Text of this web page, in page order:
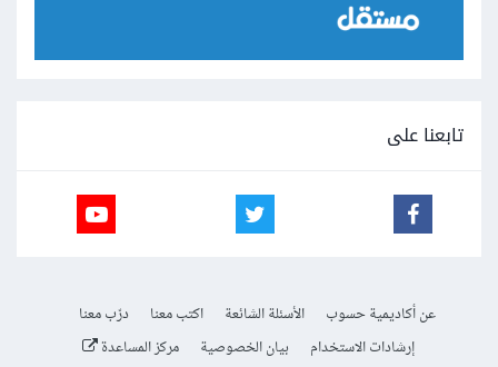
تابعنا على
عن أكاديمية حسوب الأسئلة الشائعة اكتب معنا
درّب معنا
إرشادات الاستخدام
بيان الخصوصية مركز المساعدة